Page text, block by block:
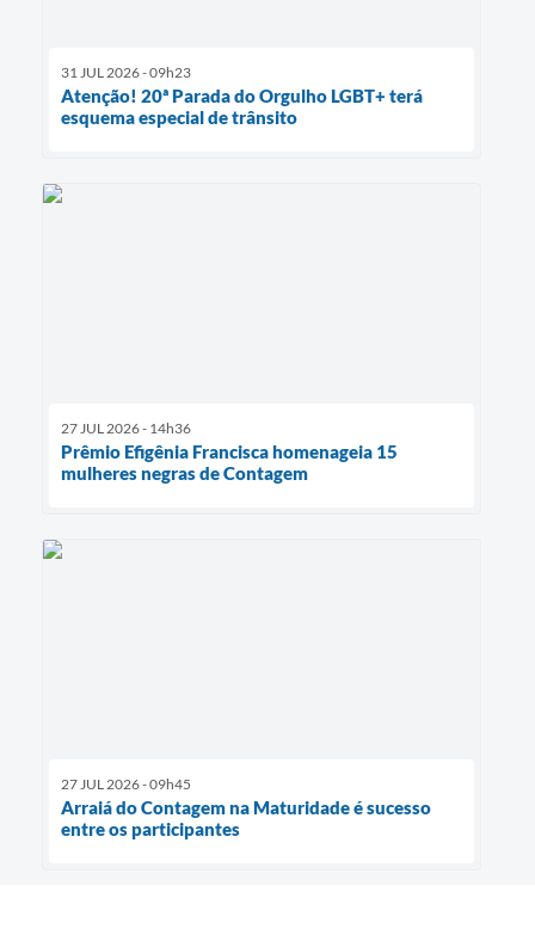
31 JUL 2026 - 09h23
Atenção! 20ª Parada do Orgulho LGBT+ terá
esquema especial de trânsito
27 JUL 2026 - 14h36
Prêmio Efigênia Francisca homenageia 15
mulheres negras de Contagem
27 JUL 2026 - 09h45
Arraiá do Contagem na Maturidade é sucesso
entre os participantes